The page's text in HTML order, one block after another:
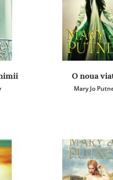
O noua
Mary Jo